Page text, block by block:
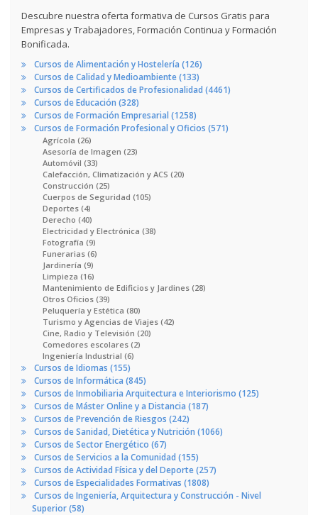
Descubre nuestra oferta formativa de Cursos Gratis para
Empresas y Trabajadores, Formación Continua y Formación
Bonificada.
Cursos de Alimentación y Hostelería (126)
Cursos de Calidad y Medioambiente (133)
Cursos de Certificados de Profesionalidad (4461)
Cursos de Educación (328)
Cursos de Formación Empresarial (1258)
Cursos de Formación Profesional y Oficios (571)
Agrícola (26)
Asesoría de Imagen (23)
Automóvil (33)
Calefacción, Climatización y ACS (20)
Construcción (25)
Cuerpos de Seguridad (105)
Deportes (4)
Derecho (40)
Electricidad y Electrónica (38)
Fotografía (9)
Funerarias (6)
Jardinería (9)
Limpieza (16)
Mantenimiento de Edificios y Jardines (28)
Otros Oficios (39)
Peluquería y Estética (80)
Turismo y Agencias de Viajes (42)
Cine, Radio y Televisión (20)
Comedores escolares (2)
Ingeniería Industrial (6)
Cursos de Idiomas (155)
Cursos de Informática (845)
Cursos de Inmobiliaria Arquitectura e Interiorismo (125)
Cursos de Máster Online y a Distancia (187)
Cursos de Prevención de Riesgos (242)
Cursos de Sanidad, Dietética y Nutrición (1066)
Cursos de Sector Energético (67)
Cursos de Servicios a la Comunidad (155)
Cursos de Actividad Física y del Deporte (257)
Cursos de Especialidades Formativas (1808)
Cursos de Ingeniería, Arquitectura y Construcción - Nivel
Superior (58)